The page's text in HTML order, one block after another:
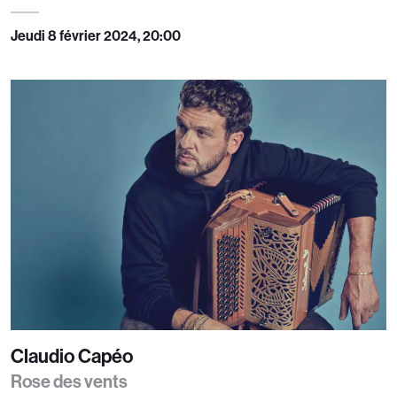
Jeudi 8 février 2024, 20:00
Claudio Capéo
Rose des vents